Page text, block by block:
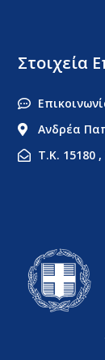
Στοιχεία
Ανδρέα
Τ.Κ. 15180